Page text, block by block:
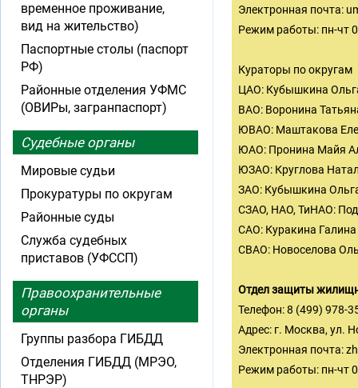
Электронная почта:
Режим работы: пн-чт
Кураторы по округам
ЦАО: Кубышкина
ВАО: Воронина
ЮВАО: Маштакова
ЮАО: Пронина Майя
ЮЗАО: Круглова
ЗАО: Кубышкина
СЗАО, НАО, ТиНАО:
САО: Куракина
СВАО: Новоселова
Отдел защиты
Телефон: 8 (499) 978-
Адрес: г. Москва, ул.
Электронная почта:
Режим работы: пн-чт
временное проживание,
вид на жительство)
Паспортные столы (паспорт
РФ)
Районные отделения УФМС
(ОВИРы, загранпаспорт)
Судебные органы
Мировые судьи
Прокуратуры по округам
Районные суды
Служба судебных
приставов (УФССП)
Правоохранительные
органы
Группы разбора ГИБДД
Отделения ГИБДД (МРЭО,
ТНРЭР)